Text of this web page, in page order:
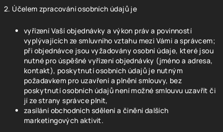
2. Účelem zpracování osobních údajů je
vyřízení Vaší objednávky a výkon práv a povinností
vyplývajících ze smluvního vztahu mezi Vámi a správcem;
při objednávce jsou vyžadovány osobní údaje, které jsou
nutné pro úspěšné vyřízení objednávky (jméno a adresa,
kontakt), poskytnutí osobních údajů je nutným
požadavkem pro uzavření a plnění smlouvy, bez
poskytnutí osobních údajů není možné smlouvu uzavřít či
jí ze strany správce plnit,
zasílání obchodních sdělení a činění dalších
marketingových aktivit.